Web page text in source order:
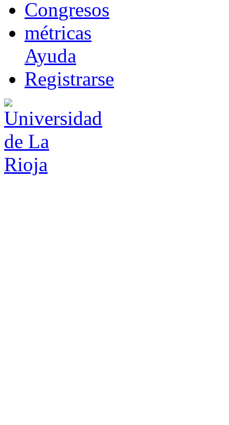
Congresos
métricas
Ayuda
Registrarse